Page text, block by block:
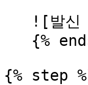
{% step